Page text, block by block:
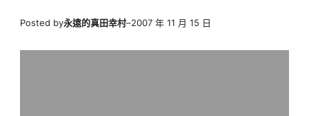
Posted by永遠的真田幸村–2007 年 11 月 15 日